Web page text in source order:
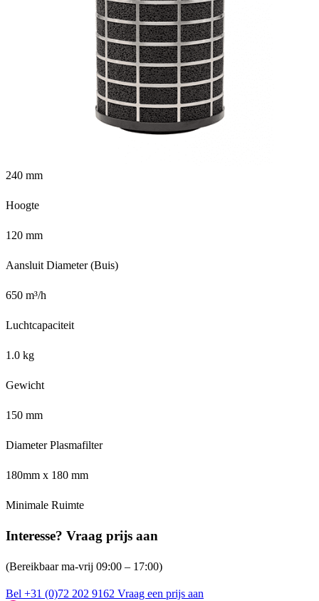
240 mm
Hoogte
120 mm
Aansluit Diameter (Buis)
650 m³/h
Luchtcapaciteit
1.0 kg
Gewicht
150 mm
Diameter Plasmafilter
180mm x 180 mm
Minimale Ruimte
Interesse? Vraag prijs aan
(Bereikbaar ma-vrij 09:00 – 17:00)
Bel +31 (0)72 202 9162 Vraag een prijs aan